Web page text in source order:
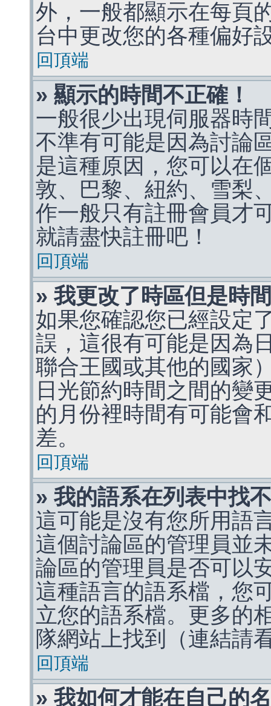
外，一般都顯示在每頁
台中更改您的各種偏好
回頂端
» 顯示的時間不正確！
一般很少出現伺服器時
不準有可能是因為討論
是這種原因，您可以在
敦、巴黎、紐約、雪梨
作一般只有註冊會員才
就請盡快註冊吧！
回頂端
» 我更改了時區但是時
如果您確認您已經設定
誤，這很有可能是因為
聯合王國或其他的國家
日光節約時間之間的變
的月份裡時間有可能會
差。
回頂端
» 我的語系在列表中找
這可能是沒有您所用語
這個討論區的管理員並
論區的管理員是否可以
這種語言的語系檔，您
立您的語系檔。更多的
隊網站上找到（連結請
回頂端
» 我如何才能在自己的